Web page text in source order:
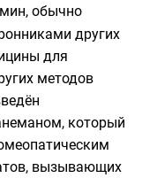
обычно
других
для
методов
, который
вызывающих